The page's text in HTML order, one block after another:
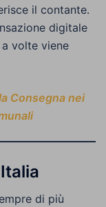
il contante.
digitale
volte viene
Consegna nei
di più